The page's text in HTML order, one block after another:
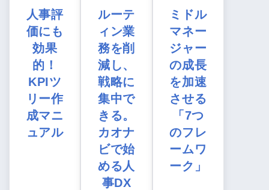
人事評
価にも
効果
的！
KPIツ
リー作
成マニ
ュアル
ルーテ
ィン業
務を削
減し、
戦略に
集中で
きる。
カオナ
ビで始
める人
事DX
ミドル
マネー
ジャー
の成長
を加速
させる
「7つ
のフレ
ームワ
ーク」